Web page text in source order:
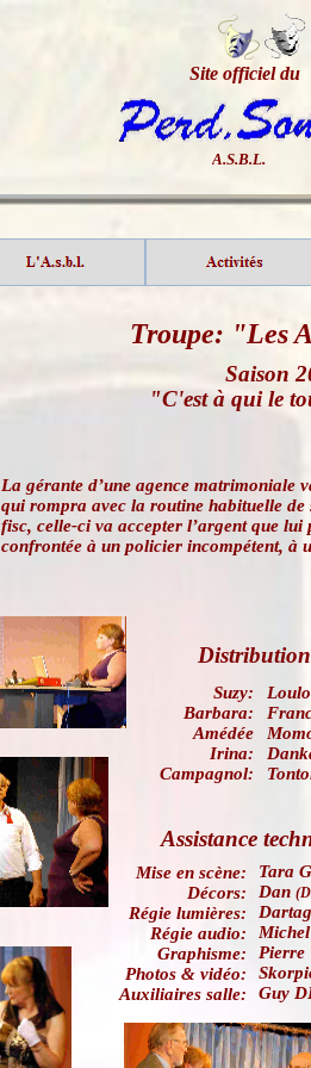
Suzy:
Barbara:
Amédée
Irina:
Campagnol:
Mise en scène:
Décors:
Régie lumières:
Régie audio:
Graphisme:
Photos & vidéo:
Auxiliaires salle:
Assistance
Tara
Dan
Pierre
Guy
La gérante d’une agence matrimoniale
qui rompra avec la routine habituelle
fisc, celle-ci va accepter l’argent que lui
confrontée à un policier incompétent, à
Saison
"C'est à qui le
Troupe: "Les
A.S.B.L.
Site officiel du